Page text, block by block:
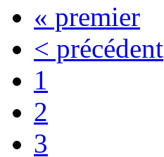
« premier
< précédent
1
2
3